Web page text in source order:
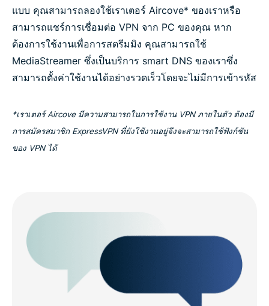
แบบ คุณสามารถลองใช้เราเตอร์ Aircove* ของเราหรือ
สามารถแชร์การเชื่อมต่อ VPN จาก PC ของคุณ หาก
ต้องการใช้งานเพื่อการสตรีมมิง คุณสามารถใช้
MediaStreamer ซึ่งเป็นบริการ smart DNS ของเราซึ่ง
สามารถตั้งค่าใช้งานได้อย่างรวดเร็วโดยจะไม่มีการเข้ารหัส
*เราเตอร์ Aircove มีความสามารถในการใช้งาน VPN ภายในตัว ต้องมี
การสมัครสมาชิก ExpressVPN ที่ยังใช้งานอยู่จึงจะสามารถใช้ฟังก์ชัน
ของ VPN ได้